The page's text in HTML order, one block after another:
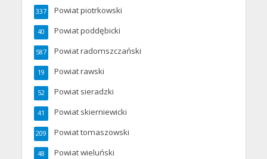
Powiat piotrkowski
337
Powiat poddębicki
40
Powiat radomszczański
587
Powiat rawski
19
Powiat sieradzki
52
Powiat skierniewicki
41
Powiat tomaszowski
209
Powiat wieluński
48